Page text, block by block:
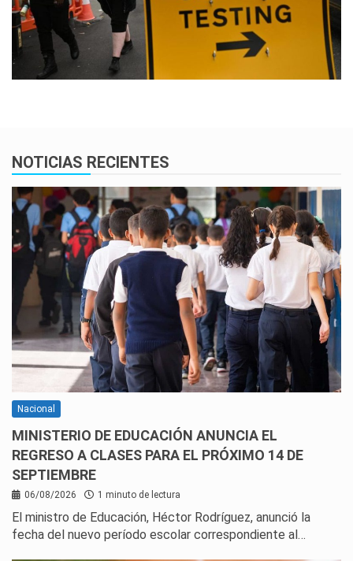
NOTICIAS RECIENTES
Nacional
MINISTERIO DE EDUCACIÓN ANUNCIA EL
REGRESO A CLASES PARA EL PRÓXIMO 14 DE
SEPTIEMBRE
06/08/2026 1 minuto de lectura
El ministro de Educación, Héctor Rodríguez, anunció la
fecha del nuevo período escolar correspondiente al…